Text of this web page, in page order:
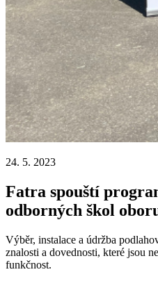
24. 5. 2023
Fatra spouští
odborných škol
Výběr, instalace a údržba
znalosti a dovednosti, které jsou
funkčnost.